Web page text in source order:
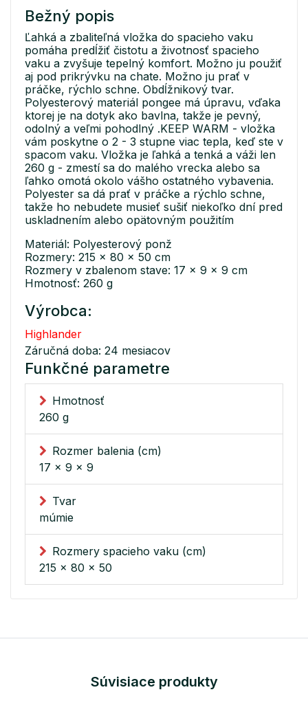
Bežný popis
Ľahká a zbaliteľná vložka do spacieho vaku
pomáha predĺžiť čistotu a životnosť spacieho
vaku a zvyšuje tepelný komfort. Možno ju použiť
aj pod prikrývku na chate. Možno ju prať v
práčke, rýchlo schne. Obdĺžnikový tvar.
Polyesterový materiál pongee má úpravu, vďaka
ktorej je na dotyk ako bavlna, takže je pevný,
odolný a veľmi pohodlný .KEEP WARM - vložka
vám poskytne o 2 - 3 stupne viac tepla, keď ste v
spacom vaku. Vložka je ľahká a tenká a váži len
260 g - zmestí sa do malého vrecka alebo sa
ľahko omotá okolo vášho ostatného vybavenia.
Polyester sa dá prať v práčke a rýchlo schne,
takže ho nebudete musieť sušiť niekoľko dní pred
uskladnením alebo opätovným použitím
Materiál: Polyesterový ponž
Rozmery: 215 x 80 x 50 cm
Rozmery v zbalenom stave: 17 x 9 x 9 cm
Hmotnosť: 260 g
Výrobca:
Highlander
Záručná doba: 24 mesiacov
Funkčné parametre
Hmotnosť
260 g
Rozmer balenia (cm)
17 x 9 x 9
Tvar
múmie
Rozmery spacieho vaku (cm)
215 x 80 x 50
Súvisiace produkty